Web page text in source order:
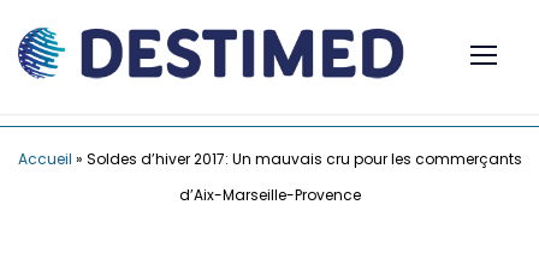
Accueil » Soldes d’hiver 2017: Un mauvais cru pour les commerçants
d’Aix-Marseille-Provence